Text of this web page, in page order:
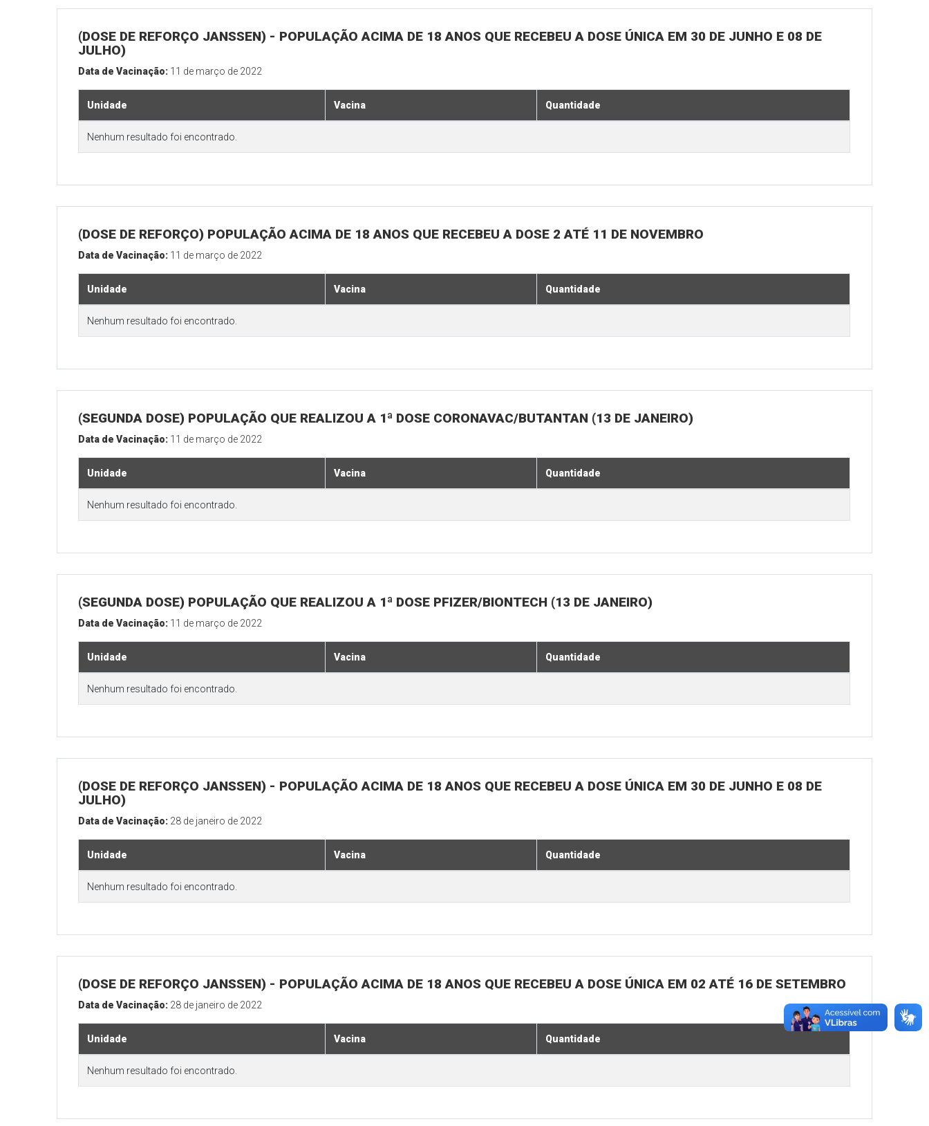
(DOSE DE REFORÇO JANSSEN) - POPULAÇÃO ACIMA DE 18 ANOS QUE RECEBEU A DOSE ÚNICA EM 30 DE JUNHO E 08 DE
JULHO)
Data de Vacinação: 11 de março de 2022
Unidade Vacina Quantidade
Nenhum resultado foi encontrado.
(DOSE DE REFORÇO) POPULAÇÃO ACIMA DE 18 ANOS QUE RECEBEU A DOSE 2 ATÉ 11 DE NOVEMBRO
Data de Vacinação: 11 de março de 2022
Unidade Vacina Quantidade
Nenhum resultado foi encontrado.
(SEGUNDA DOSE) POPULAÇÃO QUE REALIZOU A 1ª DOSE CORONAVAC/BUTANTAN (13 DE JANEIRO)
Data de Vacinação: 11 de março de 2022
Unidade Vacina Quantidade
Nenhum resultado foi encontrado.
(SEGUNDA DOSE) POPULAÇÃO QUE REALIZOU A 1ª DOSE PFIZER/BIONTECH (13 DE JANEIRO)
Data de Vacinação: 11 de março de 2022
Unidade Vacina Quantidade
Nenhum resultado foi encontrado.
(DOSE DE REFORÇO JANSSEN) - POPULAÇÃO ACIMA DE 18 ANOS QUE RECEBEU A DOSE ÚNICA EM 30 DE JUNHO E 08 DE
JULHO)
Data de Vacinação: 28 de janeiro de 2022
Unidade Vacina Quantidade
Nenhum resultado foi encontrado.
(DOSE DE REFORÇO JANSSEN) - POPULAÇÃO ACIMA DE 18 ANOS QUE RECEBEU A DOSE ÚNICA EM 02 ATÉ 16 DE SETEMBRO
Data de Vacinação: 28 de janeiro de 2022
Unidade Vacina Quantidade
Nenhum resultado foi encontrado.